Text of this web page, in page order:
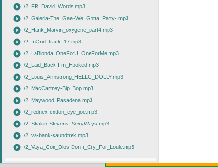
play_circle /2_FR_David_Words.mp3
play_circle /2_Galeria-The_Gael-We_Gotta_Party-.mp3
play_circle /2_Hank_Marvin_oxygene_part4.mp3
play_circle /2_InGrid_track_17.mp3
play_circle /2_LaBionda_OneForU_OneForMe.mp3
play_circle /2_Laid_Back-I-m_Hooked.mp3
play_circle /2_Louis_Armstrong_HELLO_DOLLY.mp3
play_circle /2_MacCartney-Bip_Bop.mp3
play_circle /2_Maywood_Pasadena.mp3
play_circle /2_rednex-cotton_eye_joe.mp3
play_circle /2_Shakin-Stevens_SexyWays.mp3
play_circle /2_va-bank-saundtrek.mp3
play_circle /2_Vaya_Con_Dios-Don-t_Cry_For_Louie.mp3